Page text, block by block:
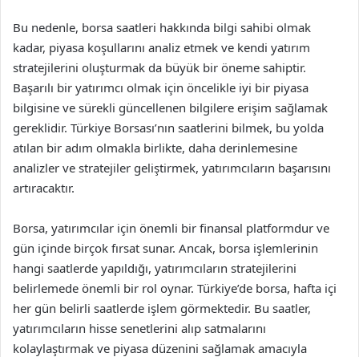
Bu nedenle, borsa saatleri hakkında bilgi sahibi olmak
kadar, piyasa koşullarını analiz etmek ve kendi yatırım
stratejilerini oluşturmak da büyük bir öneme sahiptir.
Başarılı bir yatırımcı olmak için öncelikle iyi bir piyasa
bilgisine ve sürekli güncellenen bilgilere erişim sağlamak
gereklidir. Türkiye Borsası’nın saatlerini bilmek, bu yolda
atılan bir adım olmakla birlikte, daha derinlemesine
analizler ve stratejiler geliştirmek, yatırımcıların başarısını
artıracaktır.
Borsa, yatırımcılar için önemli bir finansal platformdur ve
gün içinde birçok fırsat sunar. Ancak, borsa işlemlerinin
hangi saatlerde yapıldığı, yatırımcıların stratejilerini
belirlemede önemli bir rol oynar. Türkiye’de borsa, hafta içi
her gün belirli saatlerde işlem görmektedir. Bu saatler,
yatırımcıların hisse senetlerini alıp satmalarını
kolaylaştırmak ve piyasa düzenini sağlamak amacıyla